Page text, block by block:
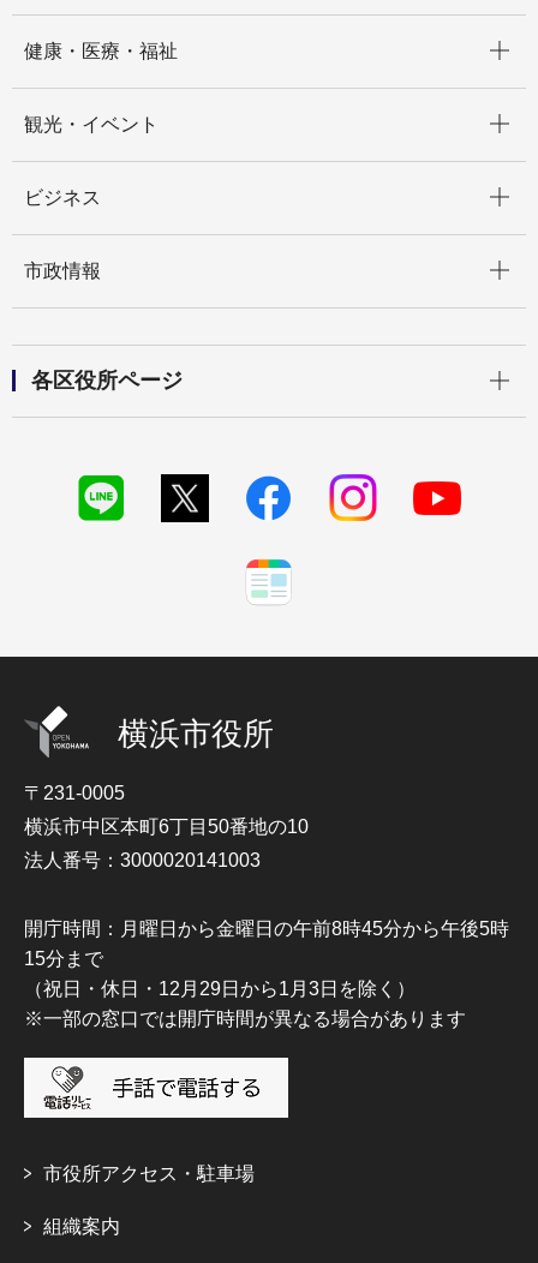
健康・医療・福祉
観光・イベント
ビジネス
市政情報
各区役所ページ
横浜市役所
〒231-0005
横浜市中区本町6丁目50番地の10
法人番号：3000020141003
開庁時間：月曜日から金曜日の午前8時45分から午後5時
15分まで
（祝日・休日・12月29日から1月3日を除く）
※一部の窓口では開庁時間が異なる場合があります
市役所アクセス・駐車場
組織案内